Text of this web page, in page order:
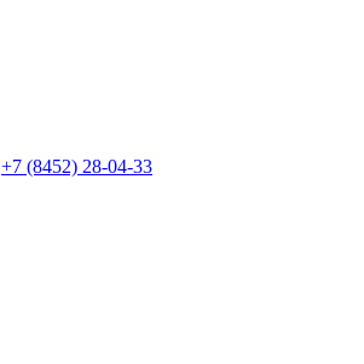
+7 (8452) 28-04-33